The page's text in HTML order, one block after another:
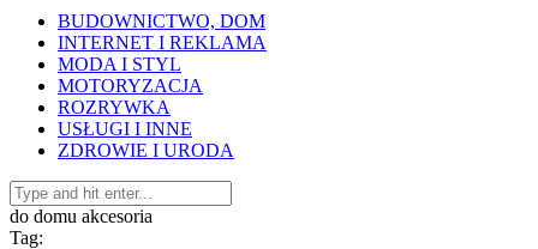
BUDOWNICTWO, DOM
INTERNET I REKLAMA
MODA I STYL
MOTORYZACJA
ROZRYWKA
USŁUGI I INNE
ZDROWIE I URODA
do domu akcesoria
Tag: